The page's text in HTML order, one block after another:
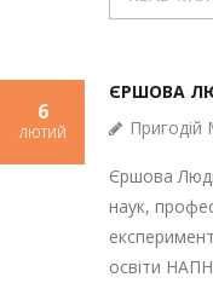
ЄРШОВА
6
ЛЮТИЙ Пригодій
Єршова
наук,
освіти